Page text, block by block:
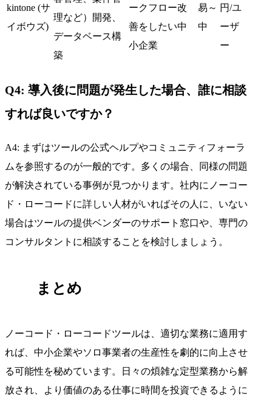
kintone (サ
イボウズ)
理など）開発、
データベース構
築
ークフロー改
善をしたい中
小企業
易～
中
円/ユ
ーザ
ー
Q4: 導入後に問題が発生した場合、誰に相談
すれば良いですか？
A4: まずはツールの公式ヘルプやコミュニティフォーラ
ムを参照するのが一般的です。多くの場合、同様の問題
が解決されている事例が見つかります。社内にノーコー
ド・ローコードに詳しい人材がいればその人に、いない
場合はツールの提供ベンダーのサポート窓口や、専門の
コンサルタントに相談することを検討しましょう。
まとめ
ノーコード・ローコードツールは、適切な業務に適用す
れば、中小企業やソロ事業者の生産性を劇的に向上させ
る可能性を秘めています。日々の煩雑な定型業務から解
放され、より価値のある仕事に時間を投資できるように